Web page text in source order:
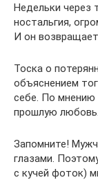
Недельки через
ностальгия,
И он
Тоска о
объяснением
себе. По мнению
прошлую любовь.
Запомните!
глазами.
с кучей фоток)